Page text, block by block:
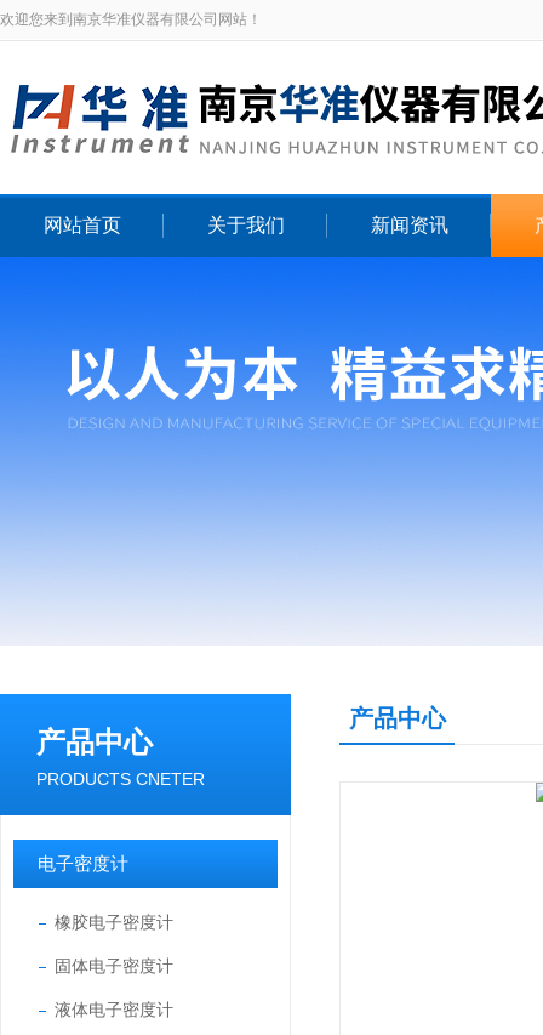
欢迎您来到南京华准仪器有限公司网站！
网站首页 关于我们 新闻资讯
产品中心
PRODUCTS CNETER
电子密度计
橡胶电子密度计
固体电子密度计
液体电子密度计
产品中心